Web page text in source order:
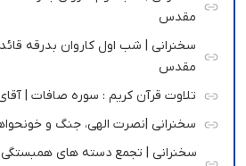
مقدس
سخنرانی | شب اول کاروان بدرقه
مقدس
تلاوت قرآن کریم : سوره صافات |
سخنرانی |نصرت الهی، جنگ و
سخنرانی | تجمع دسته های